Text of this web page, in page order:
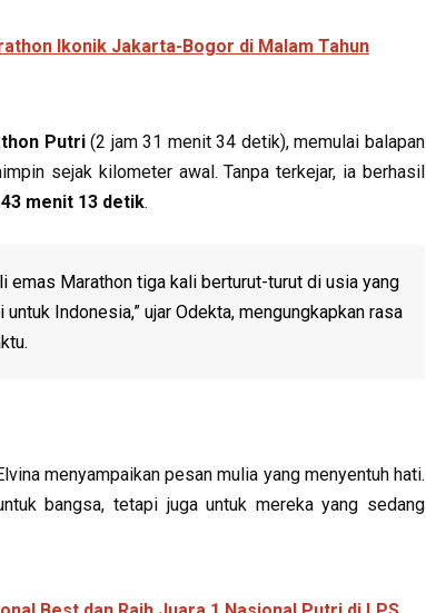
Ikonik Jakarta-Bogor di Malam Tahun
Putri(2 jam 31 menit 34 detik), memulai balapan
sejak kilometer awal. Tanpa terkejar, ia berhasil
menit 13 detik.
emas Marathon tiga kali berturut-turut di usia yang
Indonesia,” ujar Odekta, mengungkapkan rasa
menyampaikan pesan mulia yang menyentuh hati.
bangsa, tetapi juga untuk mereka yang sedang